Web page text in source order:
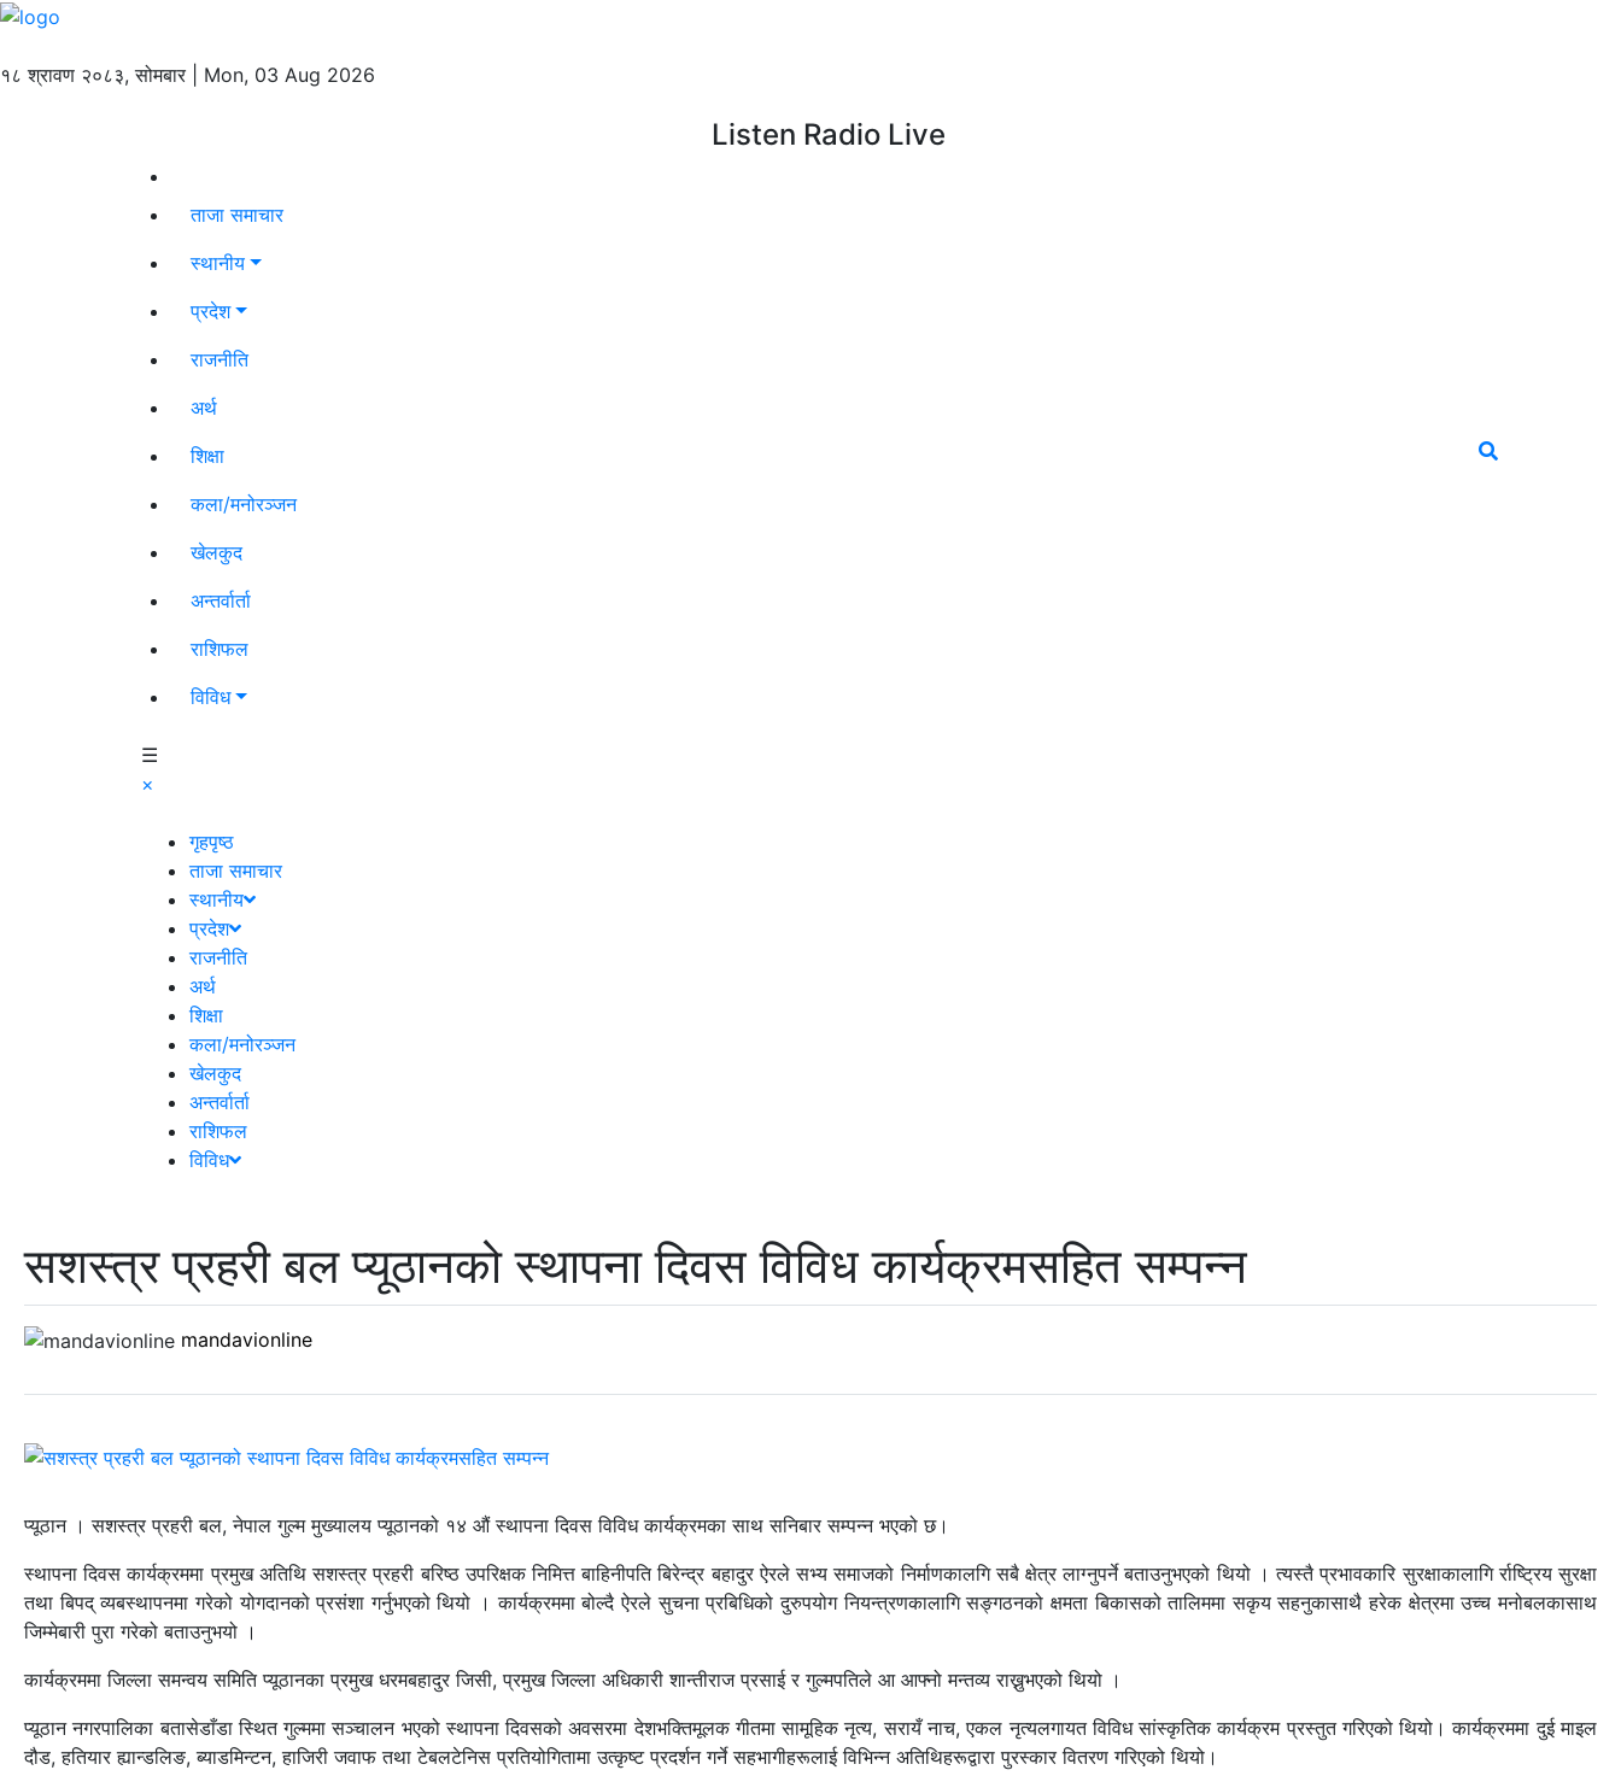
१८ श्रावण २०८३, सोमबार | Mon, 03 Aug 2026
Listen Radio Live
ताजा समाचार
स्थानीय
प्रदेश
राजनीति
अर्थ
शिक्षा
कला/मनोरञ्जन
खेलकुद
अन्तर्वार्ता
राशिफल
विविध
☰
×
गृहपृष्ठ
ताजा समाचार
स्थानीय
प्रदेश
राजनीति
अर्थ
शिक्षा
कला/मनोरञ्जन
खेलकुद
अन्तर्वार्ता
राशिफल
विविध
सशस्त्र प्रहरी बल प्यूठानको स्थापना दिवस विविध कार्यक्रमसहित सम्पन्न
mandavionline
प्यूठान । सशस्त्र प्रहरी बल, नेपाल गुल्म मुख्यालय प्यूठानको १४ औं स्थापना दिवस विविध कार्यक्रमका साथ सनिबार सम्पन्न भएको छ।
स्थापना दिवस कार्यक्रममा प्रमुख अतिथि सशस्त्र प्रहरी बरिष्ठ उपरिक्षक निमित्त बाहिनीपति बिरेन्द्र बहादुर ऐरले सभ्य समाजको निर्माणकालगि सबै क्षेत्र लाग्नुपर्ने बताउनुभएको थियो । त्यस्तै प्रभावकारि सुरक्षाकालागि र्राष्ट्रिय सुरक्षा
तथा बिपद् व्यबस्थापनमा गरेको योगदानको प्रसंशा गर्नुभएको थियो । कार्यक्रममा बोल्दै ऐरले सुचना प्रबिधिको दुरुपयोग नियन्त्रणकालागि सङ्गठनको क्षमता बिकासको तालिममा सकृय सहनुकासाथै हरेक क्षेत्रमा उच्च मनोबलकासाथ
जिम्मेबारी पुरा गरेको बताउनुभयो ।
कार्यक्रममा जिल्ला समन्वय समिति प्यूठानका प्रमुख धरमबहादुर जिसी, प्रमुख जिल्ला अधिकारी शान्तीराज प्रसाई र गुल्मपतिले आ आफ्नो मन्तव्य राख्नुभएको थियो ।
प्यूठान नगरपालिका बतासेडाँडा स्थित गुल्ममा सञ्चालन भएको स्थापना दिवसको अवसरमा देशभक्तिमूलक गीतमा सामूहिक नृत्य, सरायँ नाच, एकल नृत्यलगायत विविध सांस्कृतिक कार्यक्रम प्रस्तुत गरिएको थियो। कार्यक्रममा दुई माइल
दौड, हतियार ह्यान्डलिङ, ब्याडमिन्टन, हाजिरी जवाफ तथा टेबलटेनिस प्रतियोगितामा उत्कृष्ट प्रदर्शन गर्ने सहभागीहरूलाई विभिन्न अतिथिहरूद्वारा पुरस्कार वितरण गरिएको थियो।